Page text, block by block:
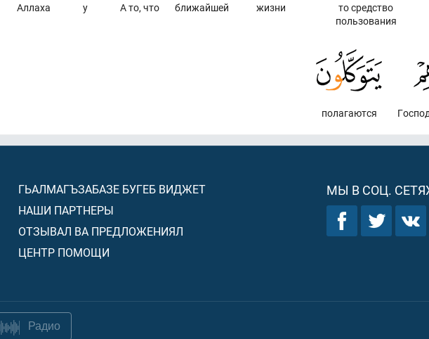
то средство
пользования
жизни
ближайшей
А то, что
у
Аллаха
полагаются
ГЬАЛМАГЪЗАБАЗЕ БУГЕБ ВИДЖЕТ
НАШИ ПАРТНЕРЫ
ОТЗЫВАЛ ВА ПРЕДЛОЖЕНИЯЛ
ЦЕНТР ПОМОЩИ
МЫ В СОЦ.
Радио